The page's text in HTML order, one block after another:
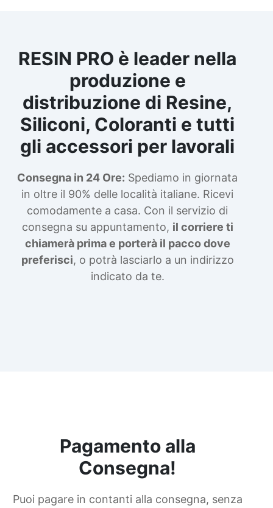
RESIN PRO è leader nella
produzione e
distribuzione di Resine,
Siliconi, Coloranti e tutti
gli accessori per lavorali
Consegna in 24 Ore: Spediamo in giornata
in oltre il 90% delle località italiane. Ricevi
comodamente a casa. Con il servizio di
consegna su appuntamento, il corriere ti
chiamerà prima e porterà il pacco dove
preferisci, o potrà lasciarlo a un indirizzo
indicato da te.
Pagamento alla
Consegna!
Puoi pagare in contanti alla consegna, senza